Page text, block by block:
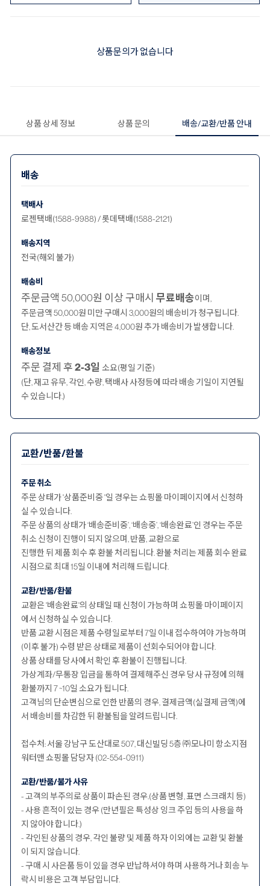
상품문의가 없습니다
상품 상세 정보 상품 문의 배송/교환/반품 안내
배송
택배사
로젠택배(1588-9988) / 롯데택배(1588-2121)
배송지역
전국(해외 불가)
배송비
주문금액 50,000원 이상 구매시 무료배송이며,
주문금액 50,000원 미만 구매시 3,000원의 배송비가 청구됩니다.
단, 도서산간 등 배송 지역은 4,000원 추가 배송비가 발생합니다.
배송정보
주문 결제 후2-3일 소요(평일 기준)
(단, 재고 유무, 각인, 수량, 택배사 사정등에 따라 배송 기일이 지연될
수 있습니다.)
교환/반품/환불
주문 취소
주문 상태가 '상품준비중 '일 경우는 쇼핑몰 마이페이지에서 신청하
실 수 있습니다.
주문 상품의 상태가 ‘배송준비중’, ‘배송중’, ‘배송완료’인 경우는 주문
취소 신청이 진행이 되지 않으며, 반품, 교환으로
진행한 뒤 제품 회수 후 환불 처리됩니다. 환불 처리는 제품 회수 완료
시점으로 최대 15일 이내에 처리해 드립니다.
교환/반품/환불
교환은 '배송완료'의 상태일 때 신청이 가능하며 쇼핑몰 마이페이지
에서 신청하실 수 있습니다.
반품 교환 시점은 제품 수령일로부터 7일 이내 접수하여야 가능하며
(이후 불가) 수령 받은 상태로 제품이 선회수되어야 합니다.
상품 상태를 당사에서 확인 후 환불이 진행됩니다.
가상계좌/무통장 입금을 통하여 결제해주신 경우 당사 규정에 의해
환불까지 7 ~10일 소요가 됩니다.
고객님의 단순변심으로 인한 반품의 경우, 결제금액(실결제 금액)에
서 배송비를 차감한 뒤 환불됨을 알려드립니다.
접수처: 서울 강남구 도산대로 507, 대신빌딩 5층 ㈜모나미 항소지점
워터맨 쇼핑몰 담당자 (02-554-0911)
교환/반품/불가 사유
- 고객의 부주의로 상품이 파손된 경우.(상품 변형, 표면 스크래치 등)
- 사용 흔적이 있는 경우 (만년필은 특성상 잉크 주입 등의 사용을 하
지 않아야 합니다.)
- 각인된 상품의 경우, 각인 불량 및 제품 하자 이외에는 교환 및 환불
이 되지 않습니다.
- 구매 시 사은품 등이 있을 경우 반납하셔야 하며 사용하거나 회송 누
락시 비용은 고객 부담입니다.